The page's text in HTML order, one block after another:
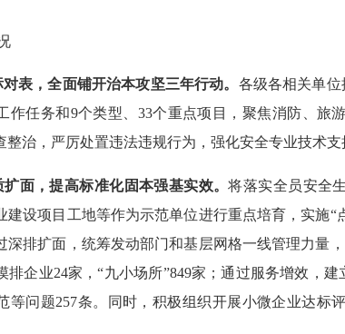
对表，全面铺开治本攻坚三年行动。 各级各相关单位
作任务和9个类型、33个重点项目，聚焦消防、
整治，严厉处置违法违规行为，强化安全专业技术
扩面，提高标准化固本强基实效。将落实全员安全
建设项目工地等作为示范单位进行重点培育，实施“
深排扩面，统筹发动部门和基层网格一线管理力量
排企业24家，“九小场所”849家；通过服务增效，
等问题257条。同时，积极组织开展小微企业达标